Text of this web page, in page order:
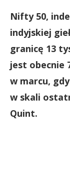
Nifty 50,
indyjskiej
granicę 13
jest obecnie
w marcu,
w skali
Quint.